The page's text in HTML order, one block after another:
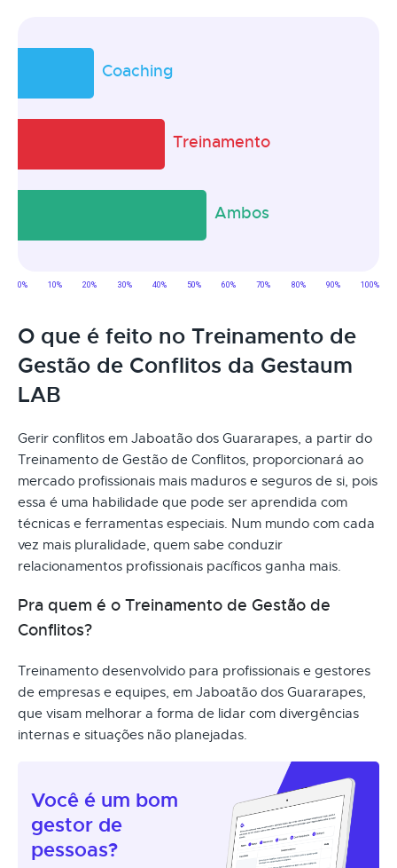
O que é feito no Treinamento de
Gestão de Conflitos da Gestaum
LAB
Gerir conflitos em Jaboatão dos Guararapes, a partir do
Treinamento de Gestão de Conflitos, proporcionará ao
mercado profissionais mais maduros e seguros de si, pois
essa é uma habilidade que pode ser aprendida com
técnicas e ferramentas especiais. Num mundo com cada
vez mais pluralidade, quem sabe conduzir
relacionamentos profissionais pacíficos ganha mais.
Pra quem é o Treinamento de Gestão de
Conflitos?
Treinamento desenvolvido para profissionais e gestores
de empresas e equipes, em Jaboatão dos Guararapes,
que visam melhorar a forma de lidar com divergências
internas e situações não planejadas.
Você é um bom
gestor de
pessoas?